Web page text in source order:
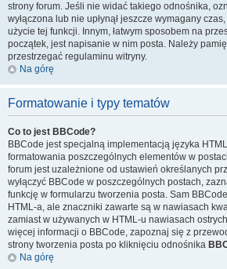
strony forum. Jeśli nie widać takiego odnośnika,
wyłączona lub nie upłynął jeszcze wymagany
użycie tej funkcji. Innym, łatwym sposobem na
początek, jest napisanie w nim posta. Należy
przestrzegać regulaminu witryny.
Na górę
Formatowanie i typy tematów
Co to jest BBCode?
BBCode jest specjalną implementacją języka
formatowania poszczególnych elementów w
forum jest uzależnione od ustawień określanych
wyłączyć BBCode w poszczególnych postach,
funkcję w formularzu tworzenia posta. Sam
HTML-a, ale znaczniki zawarte są w nawiasach
zamiast w używanych w HTML-u nawiasach
więcej informacji o BBCode, zapoznaj się z
strony tworzenia posta po kliknięciu odnośnika
Na górę